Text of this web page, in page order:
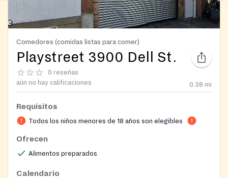
Comedores (comidas listas para comer)
Playstreet 3900 Dell St.
0 reseñas
aún no hay calificaciones
0.38 mi
Requisitos
Todos los niños menores de 18 años son elegibles
Ofrecen
Alimentos preparados
Calendario